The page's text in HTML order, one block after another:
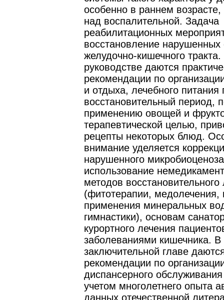
особенно в раннем возрасте,
над воспалительной. Задача
реабилитационных
восстановление нарушенных
желудочно-кишечного
руководстве даются
рекомендации по
и отдыха, лечебного питания
восстановительный период,
применению овощей и
терапевтической целью,
рецепты некоторых блюд.
внимание уделяется
нарушенного
использование
методов восстановительного
(фитотерапии, медолечения,
применения минеральных
гимнастики), основам
курортного лечения
заболеваниями кишечника. В
заключительной главе
рекомендации по
диспансерного
учетом многолетнего опыта
данных отечественной